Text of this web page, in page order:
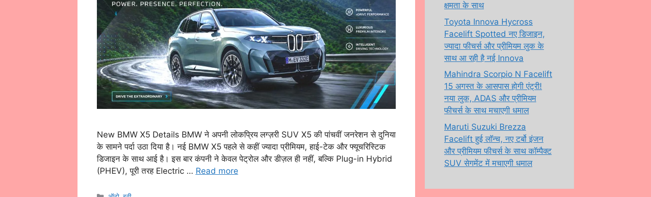
New BMW X5 Details BMW ने अपनी लोकप्रिय लग्ज़री SUV X5 की पांचवीं जनरेशन से दुनिया
के सामने पर्दा उठा दिया है। नई BMW X5 पहले से कहीं ज्यादा प्रीमियम, हाई-टेक और फ्यूचरिस्टिक
डिजाइन के साथ आई है। इस बार कंपनी ने केवल पेट्रोल और डीज़ल ही नहीं, बल्कि Plug-in Hybrid
(PHEV), पूरी तरह Electric … Read more
क्षमता के साथ
Toyota Innova Hycross
Facelift Spotted नए डिजाइन,
ज्यादा फीचर्स और प्रीमियम लुक के
साथ आ रही है नई Innova
Mahindra Scorpio N Facelift
15 अगस्त के आसपास होगी एंट्री!
नया लुक, ADAS और प्रीमियम
फीचर्स के साथ मचाएगी धमाल
Maruti Suzuki Brezza
Facelift हुई लॉन्च, नए टर्बो इंजन
और प्रीमियम फीचर्स के साथ कॉम्पैक्ट
SUV सेगमेंट में मचाएगी धमाल